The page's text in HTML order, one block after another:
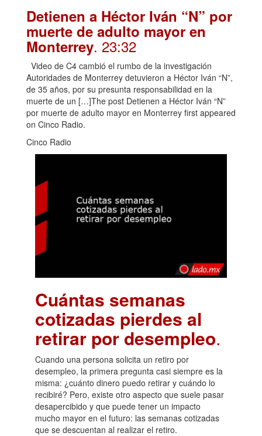
Detienen a Héctor Iván “N” por
muerte de adulto mayor en
Monterrey. 23:32
Video de C4 cambió el rumbo de la investigación
Autoridades de Monterrey detuvieron a Héctor Iván “N”,
de 35 años, por su presunta responsabilidad en la
muerte de un […]The post Detienen a Héctor Iván “N”
por muerte de adulto mayor en Monterrey first appeared
on Cinco Radio.
Cinco Radio
Cuántas semanas
cotizadas pierdes al
retirar por desempleo.
Cuando una persona solicita un retiro por
desempleo, la primera pregunta casi siempre es la
misma: ¿cuánto dinero puedo retirar y cuándo lo
recibiré? Pero, existe otro aspecto que suele pasar
desapercibido y que puede tener un impacto
mucho mayor en el futuro: las semanas cotizadas
que se descuentan al realizar el retiro.